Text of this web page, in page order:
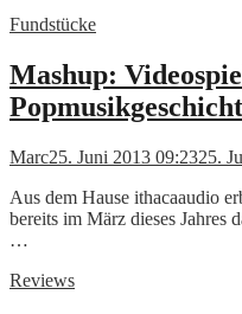
Fundstücke
Mashup:
Marc25. Juni 2013 09:2325.
Aus dem Hause ithacaaudio
bereits im März dieses Jahres
…
Reviews